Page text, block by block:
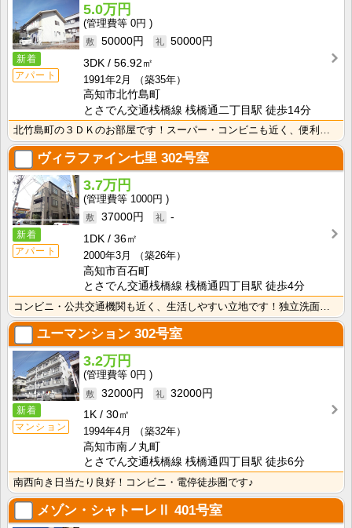
新着
アパート
5.0万円
0円
50000円
50000円
3DK
56.92㎡
1991年2月
（築35年）
高知市北竹島町
とさでん交通桟橋線 桟橋通二丁目駅 徒歩14分
北竹島町の３ＤＫのお部屋です！スーパー・コンビニも近く、便利な立地です！ 独立洗面台が付いているので･･･
ヴィラファイン七里 302号室
新着
アパート
3.7万円
1000円
37000円
-
1DK
36㎡
2000年3月
（築26年）
高知市百石町
とさでん交通桟橋線 桟橋通四丁目駅 徒歩4分
ユーマンション 302号室
新着
マンション
3.2万円
0円
32000円
32000円
1K
30㎡
1994年4月
（築32年）
高知市南ノ丸町
とさでん交通桟橋線 桟橋通四丁目駅 徒歩6分
南西向き日当たり良好！コンビニ・電停徒歩圏です♪
メゾン・シャトーレⅡ 401号室